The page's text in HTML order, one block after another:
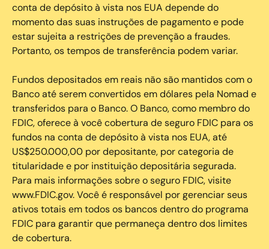
conta de depósito à vista nos EUA depende do
momento das suas instruções de pagamento e pode
estar sujeita a restrições de prevenção a fraudes.
Portanto, os tempos de transferência podem variar.
Fundos depositados em reais não são mantidos com o
Banco até serem convertidos em dólares pela Nomad e
transferidos para o Banco. O Banco, como membro do
FDIC, oferece à você cobertura de seguro FDIC para os
fundos na conta de depósito à vista nos EUA, até
US$250.000,00 por depositante, por categoria de
titularidade e por instituição depositária segurada.
Para mais informações sobre o seguro FDIC, visite
www.FDIC.gov. Você é responsável por gerenciar seus
ativos totais em todos os bancos dentro do programa
FDIC para garantir que permaneça dentro dos limites
de cobertura.